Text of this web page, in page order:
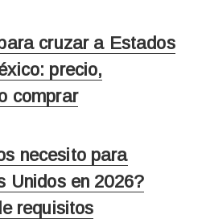
cruzar a Estados
precio,
comprar
necesito para
Unidos en 2026?
requisitos